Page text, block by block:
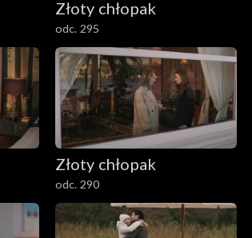
Złoty chłopak
odc. 295
Złoty chłopak
odc. 290